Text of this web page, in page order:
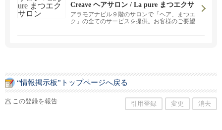
Creave ヘアサロン / La pure まつエクサ
ロン
アラモアナビル９階のサロンで「ヘア、まつエ
ク」の全てのサービスを提供。お客様のご要望
“情報掲示板”トップページへ戻る
この登録を報告 引用登録 変更 消去